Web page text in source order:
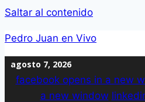
Saltar al contenido
Pedro Juan en Vivo
agosto 7, 2026
facebookopens in a new
a new window